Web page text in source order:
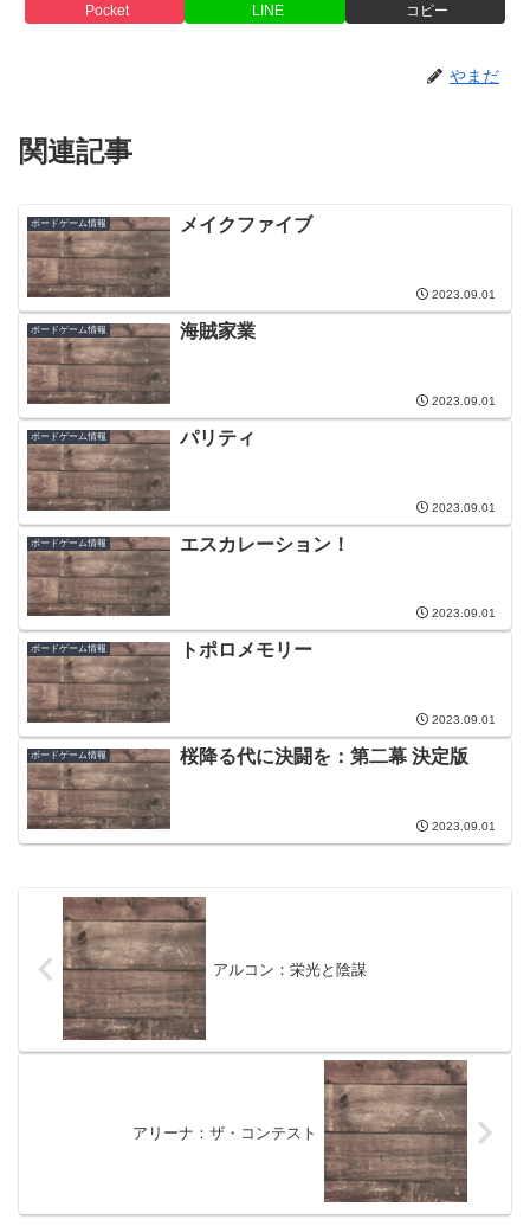
Pocket LINE コピー
やまだ
関連記事
ボードゲーム情報 メイクファイブ
2023.09.01
ボードゲーム情報 海賊家業
2023.09.01
ボードゲーム情報 パリティ
2023.09.01
ボードゲーム情報 エスカレーション！
2023.09.01
ボードゲーム情報 トポロメモリー
2023.09.01
ボードゲーム情報 桜降る代に決闘を：第二幕 決定版
2023.09.01
アルコン：栄光と陰謀
アリーナ：ザ・コンテスト